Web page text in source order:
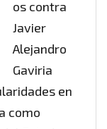
os contra
Javier
Alejandro
Gaviria
en
como